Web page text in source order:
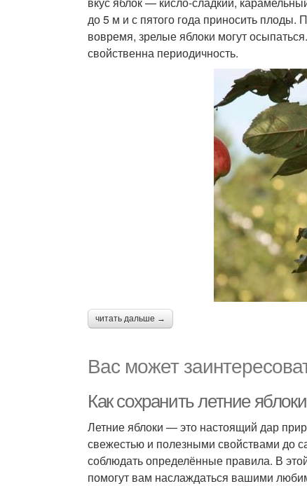
до 5 м и с пятого года приносить плоды.
вовремя, зрелые яблоки могут
свойственна периодичность.
читать дальше →
Вас может
Как сохранить летние
Летние яблоки — это настоящий дар
свежестью и полезными свойствами до
соблюдать определённые правила. В
помогут вам наслаждаться вашими